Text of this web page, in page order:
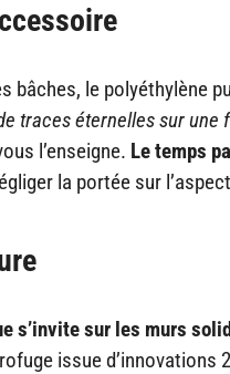
bâches, le polyéthylène
traces éternelles sur une
l’enseigne. Le temps
la portée sur
s’invite sur les murs
issue d’innovations